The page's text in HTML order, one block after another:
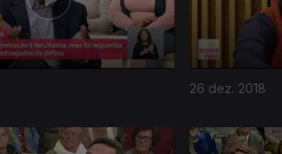
26 dez. 2018